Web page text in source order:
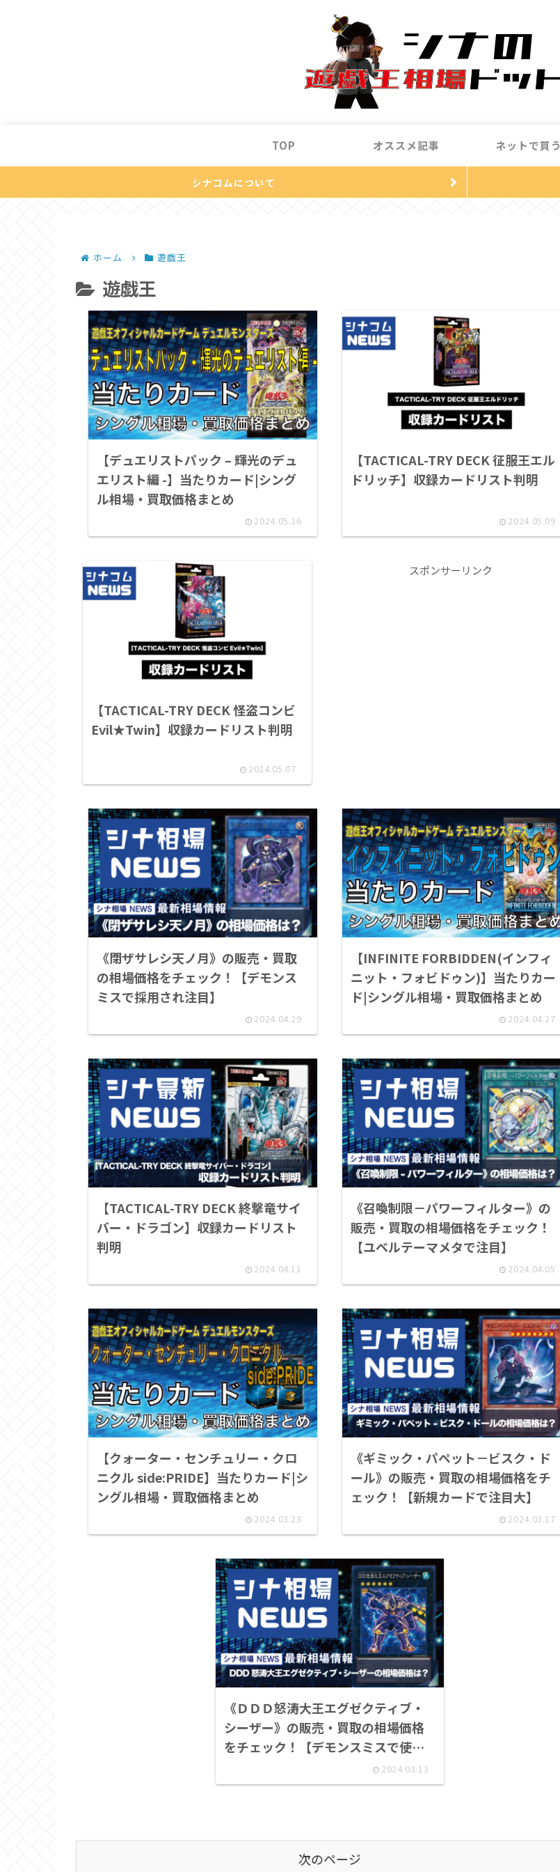
TOP オススメ記事 ネットで買う
シナコムについて
ホーム 遊戯王
遊戯王
【デュエリストパック – 輝光のデュ
エリスト編 -】当たりカード|シング
ル相場・買取価格まとめ
2024.05.26
【TACTICAL-TRY DECK 征服王エル
ドリッチ】収録カードリスト判明
2024.05.09
【TACTICAL-TRY DECK 怪盗コンビ
Evil★Twin】収録カードリスト判明
2024.05.07
スポンサーリンク
《閉ザサレシ天ノ月》の販売・買取
の相場価格をチェック！【デモンス
ミスで採用され注目】
2024.04.29
【INFINITE FORBIDDEN(インフィ
ニット・フォビドゥン)】当たりカー
ド|シングル相場・買取価格まとめ
2024.04.27
【TACTICAL-TRY DECK 終撃竜サイ
バー・ドラゴン】収録カードリスト
判明
2024.04.11
《召喚制限－パワーフィルター》の
販売・買取の相場価格をチェック！
【ユベルテーマメタで注目】
2024.04.05
【クォーター・センチュリー・クロ
ニクル side:PRIDE】当たりカード|シ
ングル相場・買取価格まとめ
2024.03.23
《ギミック・パペット－ビスク・ド
ール》の販売・買取の相場価格をチ
ェック！【新規カードで注目大】
2024.03.17
《ＤＤＤ怒涛大王エグゼクティブ・
シーザー》の販売・買取の相場価格
をチェック！【デモンスミスで使わ
2024.03.13
次のページ